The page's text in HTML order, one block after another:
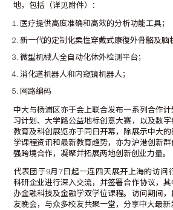
地，包括（详见附件）：
医疗提供高度准确和高效的分析功能工具；
新一代的定制化柔性穿戴式康復外骨骼及脑
微型机械人全自动化体外检测平台；
消化道机器人和内窥镜机器人；
网路编码
中大与杨浦区亦于会上联合发布一系列合作
习计划、大学路公益地标创意大赛，以及数
教育及科创展览亦于同日开幕，除展示中大
学课程资讯和最新教育趋势，亦为沪港创新
强跨境合作，凝聚并拓展两地创新创业力量。
代表团于9月7日起一连四天展开上海的访问
科研企业进行深入交流，并签署合作协议，
办金融科技及金融学双学位课程。访问期间
友晚会，与众多校友共聚一堂，分享中大最新